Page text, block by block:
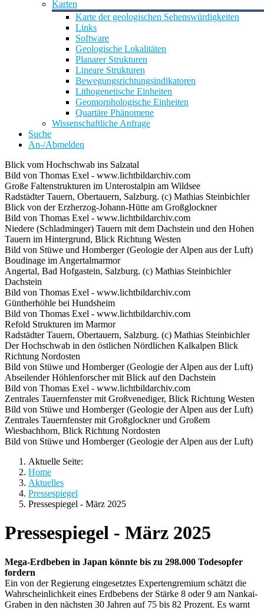
Karten
Karte der geologischen Sehenswürdigkeiten
Links
Software
Geologische Lokalitäten
Planarer Strukturen
Lineare Strukturen
Bewegungsrichtungsindikatoren
Lithogenetische Einheiten
Geomorphologische Einheiten
Quartäre Phänomene
Wissenschaftliche Anfrage
Suche
An-/Abmelden
Blick vom Hochschwab ins Salzatal
Bild von Thomas Exel - www.lichtbildarchiv.com
Große Faltenstrukturen im Unterostalpin am Wildsee
Radstädter Tauern, Obertauern, Salzburg. (c) Mathias Steinbichler
Blick von der Erzherzog-Johann-Hütte am Großglockner
Bild von Thomas Exel - www.lichtbildarchiv.com
Niedere (Schladminger) Tauern mit dem Dachstein und den Hohen
Tauern im Hintergrund, Blick Richtung Westen
Bild von Stüwe und Homberger (Geologie der Alpen aus der Luft)
Boudinage im Angertalmarmor
Angertal, Bad Hofgastein, Salzburg. (c) Mathias Steinbichler
Dachstein
Bild von Thomas Exel - www.lichtbildarchiv.com
Güntherhöhle bei Hundsheim
Bild von Thomas Exel - www.lichtbildarchiv.com
Refold Strukturen im Marmor
Radstädter Tauern, Obertauern, Salzburg. (c) Mathias Steinbichler
Der Hochschwab in den östlichen Nördlichen Kalkalpen Blick
Richtung Nordosten
Bild von Stüwe und Homberger (Geologie der Alpen aus der Luft)
Abseilender Höhlenforscher mit Blick auf den Dachstein
Bild von Thomas Exel - www.lichtbildarchiv.com
Zentrales Tauernfenster mit Großvenediger, Blick Richtung Westen
Bild von Stüwe und Homberger (Geologie der Alpen aus der Luft)
Zentrales Tauernfenster mit Großglockner und Großem
Wiesbachhorn, Blick Richtung Nordosten
Bild von Stüwe und Homberger (Geologie der Alpen aus der Luft)
Aktuelle Seite:
Home
Aktuelles
Pressespiegel
Pressespiegel - März 2025
Pressespiegel - März 2025
Mega-Erdbeben in Japan könnte bis zu 298.000 Todesopfer
fordern
Ein von der Regierung eingesetztes Expertengremium schätzt die
Wahrscheinlichkeit eines Erdbebens der Stärke 8 oder 9 am Nankai-
Graben in den nächsten 30 Jahren auf 75 bis 82 Prozent. Es warnt